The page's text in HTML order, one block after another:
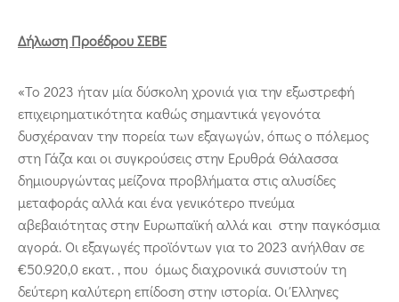
Δήλωση Προέδρου ΣΕΒΕ
«Το 2023 ήταν μία δύσκολη χρονιά για την εξωστρεφή
επιχειρηματικότητα καθώς σημαντικά γεγονότα
δυσχέραναν την πορεία των εξαγωγών, όπως ο πόλεμος
στη Γάζα και οι συγκρούσεις στην Ερυθρά Θάλασσα
δημιουργώντας μείζονα προβλήματα στις αλυσίδες
μεταφοράς αλλά και ένα γενικότερο πνεύμα
αβεβαιότητας στην Ευρωπαϊκή αλλά και στην παγκόσμια
αγορά. Οι εξαγωγές προϊόντων για το 2023 ανήλθαν σε
€50.920,0 εκατ. , που όμως διαχρονικά συνιστούν τη
δεύτερη καλύτερη επίδοση στην ιστορία. Οι Έλληνες